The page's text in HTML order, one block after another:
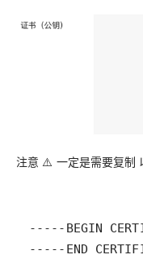
注意 ⚠️ 一定是需要复制
-----END